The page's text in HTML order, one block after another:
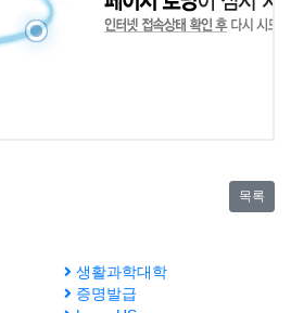
목록
생활과학대학
증명발급